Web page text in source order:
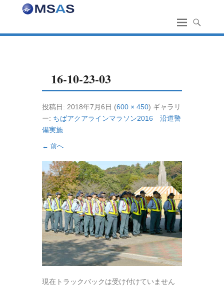
16-10-23-03
投稿日: 2018年7月6日 (600 × 450) ギャラリ
ー: ちばアクアラインマラソン2016 沿道警
備実施
← 前へ
現在トラックバックは受け付けていません